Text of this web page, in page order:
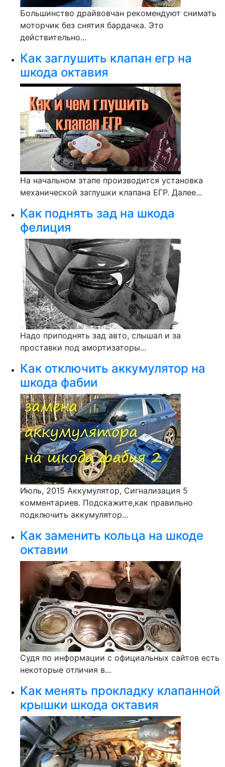
Большинство драйвовчан рекомендуют снимать
моторчик без снятия бардачка. Это
действительно...
Как заглушить клапан егр на
шкода октавия
На начальном этапе производится установка
механической заглушки клапана ЕГР. Далее...
Как поднять зад на шкода
фелиция
Надо приподнять зад авто, слышал и за
проставки под амортизаторы...
Как отключить аккумулятор на
шкода фабии
Июль, 2015 Аккумулятор, Сигнализация 5
комментариев. Подскажите,как правильно
подключить аккумулятор...
Как заменить кольца на шкоде
октавии
Судя по информации с официальных сайтов есть
некоторые отличия в...
Как менять прокладку клапанной
крышки шкода октавия